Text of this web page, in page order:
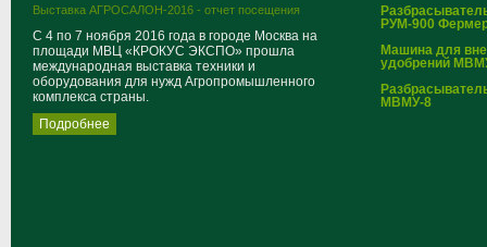
Выставка АГРОСАЛОН-2016 - отчет посещения
С 4 по 7 ноября 2016 года в городе Москва на
площади МВЦ «КРОКУС ЭКСПО» прошла
международная выставка техники и
оборудования для нужд Агропромышленного
комплекса страны.
Подробнее
РУМ-900
Машина для
удобрений
МВМУ-8